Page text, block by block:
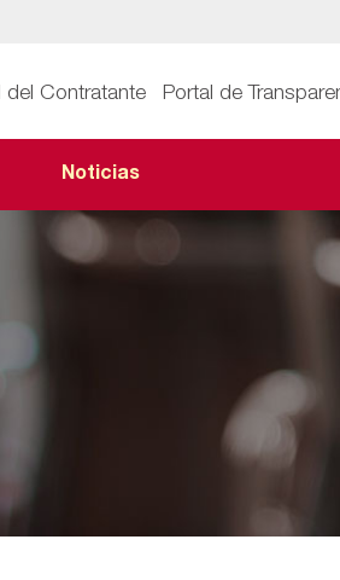
del Contratante Portal de
Noticias